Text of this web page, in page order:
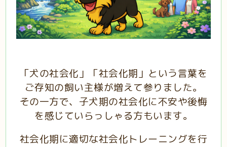
「犬の社会化」「社会化期」という言葉を
ご存知の飼い主様が増えて参りました。
その一方で、子犬期の社会化に不安や後悔
を感じていらっしゃる方もいます。
社会化期に適切な社会化トレーニングを行